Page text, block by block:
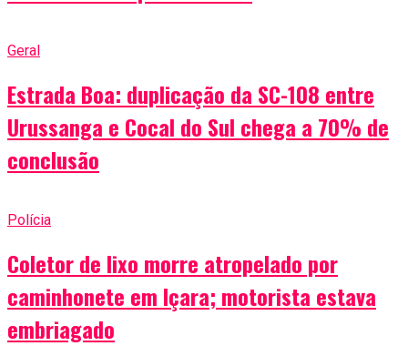
Geral
Estrada Boa: duplicação da SC-108 entre
Urussanga e Cocal do Sul chega a 70% de
conclusão
Polícia
Coletor de lixo morre atropelado por
caminhonete em Içara; motorista estava
embriagado